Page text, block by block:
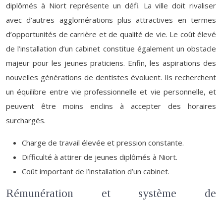
diplômés à Niort représente un défi. La ville doit rivaliser
avec d’autres agglomérations plus attractives en termes
d’opportunités de carrière et de qualité de vie. Le coût élevé
de l’installation d’un cabinet constitue également un obstacle
majeur pour les jeunes praticiens. Enfin, les aspirations des
nouvelles générations de dentistes évoluent. Ils recherchent
un équilibre entre vie professionnelle et vie personnelle, et
peuvent être moins enclins à accepter des horaires
surchargés.
Charge de travail élevée et pression constante.
Difficulté à attirer de jeunes diplômés à Niort.
Coût important de l’installation d’un cabinet.
Rémunération et système de